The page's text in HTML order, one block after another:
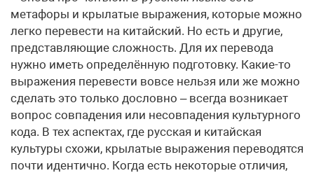
метафоры и крылатые выражения, которые можно
легко перевести на китайский. Но есть и другие,
представляющие сложность. Для их перевода
нужно иметь определённую подготовку. Какие-то
выражения перевести вовсе нельзя или же можно
сделать это только дословно – всегда возникает
вопрос совпадения или несовпадения культурного
кода. В тех аспектах, где русская и китайская
культуры схожи, крылатые выражения переводятся
почти идентично. Когда есть некоторые отличия,